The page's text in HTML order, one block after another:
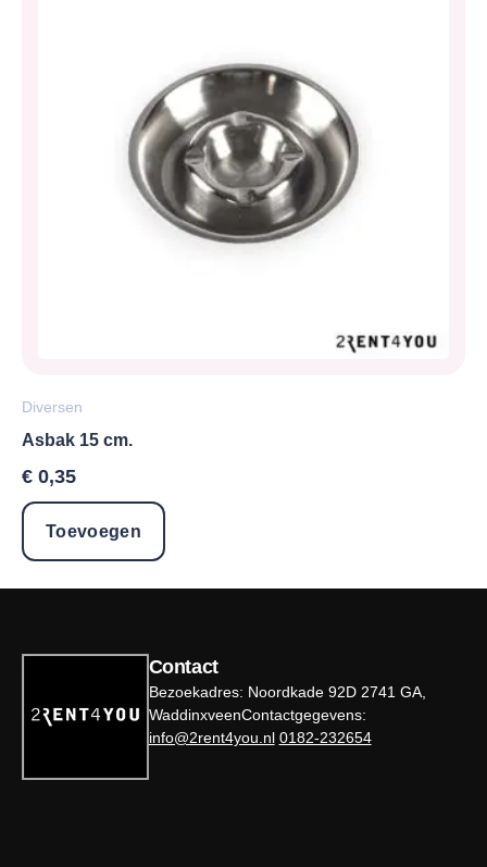
Diversen
Asbak 15 cm.
€ 0,35
Toevoegen
Contact
Bezoekadres: Noordkade 92D 2741 GA,
WaddinxveenContactgegevens:
info@2rent4you.nl 0182-232654